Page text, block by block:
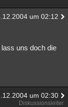
um 02:12
uns doch die
um 02:30
Diskussionsleiter